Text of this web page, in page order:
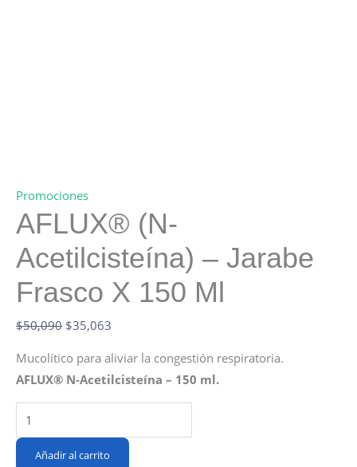
Promociones
AFLUX® (N-
Acetilcisteína) – Jarabe
Frasco X 150 Ml
$50,090 Original
was:
$50,090.
$35,063
is:
$35,063.
Mucolítico para aliviar la congestión respiratoria.
AFLUX® N-Acetilcisteína – 150 ml.
(N-
Acetilcisteína)
Añadir al carrito